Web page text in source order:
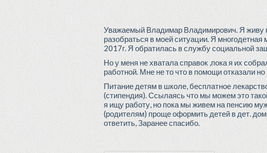
Уважаемый Владимар Владимирович. Я живу
разобраться в моей ситуации. Я
2017г. Я обратилась в службу социальной
Но у меня не хватала справок ,пока я их
работной. Мне не то что в помощи отказали
Питание детям в школе, бесплатное
(стипендия). Ссылаясь что мы можем это
я ищу работу, но пока мы живем на пенсию
(родителям) проще оформить детей в дет.
ответить, Заранее спасибо.